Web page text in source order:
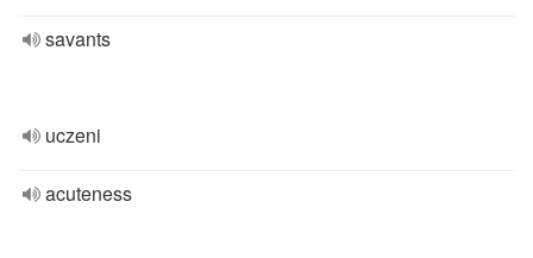
savants
uczeni
acuteness